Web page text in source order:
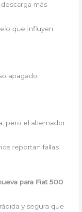
más
que influyen:
apagado
pero el alternador
reportan fallas
para Fiat 500
y segura que